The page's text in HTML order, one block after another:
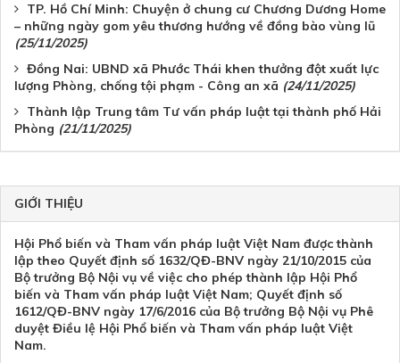
TP. Hồ Chí Minh: Chuyện ở chung cư Chương Dương Home
– những ngày gom yêu thương hướng về đồng bào vùng lũ
(25/11/2025)
Đồng Nai: UBND xã Phước Thái khen thưởng đột xuất lực
lượng Phòng, chống tội phạm - Công an xã (24/11/2025)
Thành lập Trung tâm Tư vấn pháp luật tại thành phố Hải
Phòng (21/11/2025)
GIỚI THIỆU
Hội Phổ biến và Tham vấn pháp luật Việt Nam được thành
lập theo Quyết định số 1632/QĐ-BNV ngày 21/10/2015 của
Bộ trưởng Bộ Nội vụ về việc cho phép thành lập Hội Phổ
biến và Tham vấn pháp luật Việt Nam; Quyết định số
1612/QĐ-BNV ngày 17/6/2016 của Bộ trưởng Bộ Nội vụ Phê
duyệt Điều lệ Hội Phổ biến và Tham vấn pháp luật Việt
Nam.